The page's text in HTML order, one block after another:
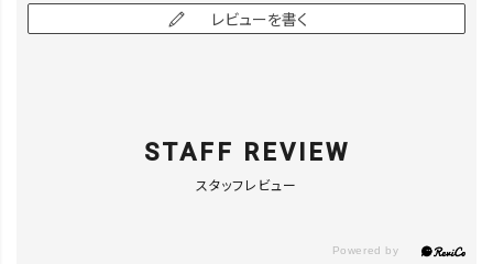
レビューを書く
STAFF REVIEW
スタッフレビュー